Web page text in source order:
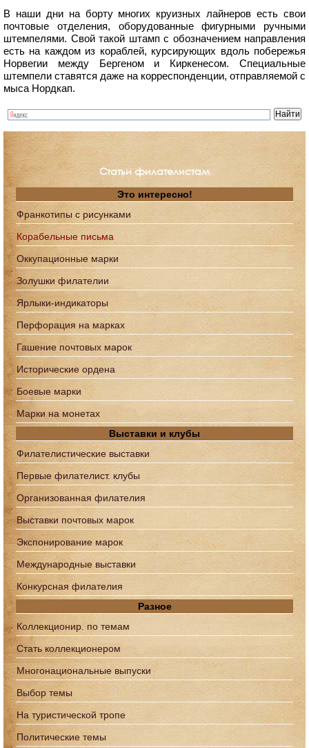
В наши дни на борту многих круизных лайнеров есть свои
почтовые отделения, оборудованные фигурными ручными
штемпелями. Свой такой штамп с обозначением направления
есть на каждом из кораблей, курсирующих вдоль побережья
Норвегии между Бергеном и Киркенесом. Специальные
штемпели ставятся даже на корреспонденции, отправляемой с
мыса Нордкап.
Статьи филателистам
Это интересно!
Франкотипы с рисунками
Корабельные письма
Оккупационные марки
Золушки филателии
Ярлыки-индикаторы
Перфорация на марках
Гашение почтовых марок
Исторические ордена
Боевые марки
Марки на монетах
Выставки и клубы
Филателистические выставки
Первые филателист. клубы
Организованная филателия
Выставки почтовых марок
Экспонирование марок
Международные выставки
Конкурсная филателия
Разное
Коллекционир. по темам
Стать коллекционером
Многонациональные выпуски
Выбор темы
На туристической тропе
Политические темы